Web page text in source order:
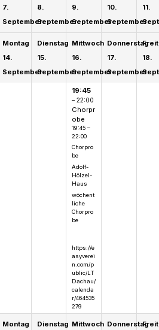
7.
September
8.
September
9.
September
10.
September
11.
Montag
14.
September
Dienstag
15.
September
Mittwoch
16.
September
19:45
– 22:00
Chorpr
obe
19:45 –
22:00
Chorpro
be
Adolf-
Hölzel-
Haus
wöchent
liche
Chorpro
be
https://e
asyverei
n.com/p
ublic/LT
Dachau/
calenda
r/464535
279
Donnerstag
17.
September
18.
Montag
Dienstag Mittwoch Donnerstag